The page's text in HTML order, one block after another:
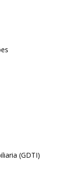
(GDTI)